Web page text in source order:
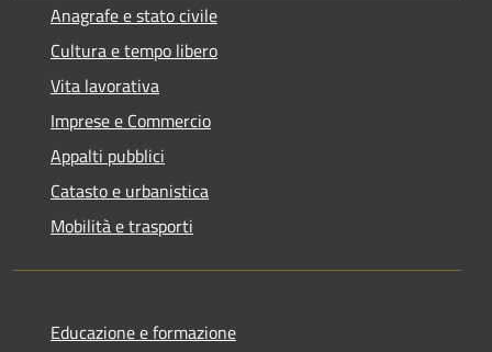
Anagrafe e stato civile
Cultura e tempo libero
Vita lavorativa
Imprese e Commercio
Appalti pubblici
Catasto e urbanistica
Mobilità e trasporti
Educazione e formazione